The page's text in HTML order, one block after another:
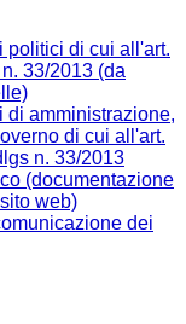
politici di cui all'art.
33/2013 (da
di amministrazione,
di cui all'art.
n. 33/2013
(documentazione
web)
dei